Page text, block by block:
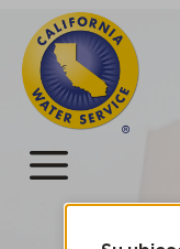
directamente
contenido
principal
Alertas
de
Cal
Water
Menú
Menú